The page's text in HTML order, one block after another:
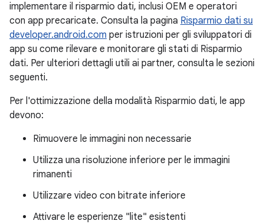
implementare il risparmio dati, inclusi OEM e operatori
con app precaricate. Consulta la pagina Risparmio dati su
developer.android.com per istruzioni per gli sviluppatori di
app su come rilevare e monitorare gli stati di Risparmio
dati. Per ulteriori dettagli utili ai partner, consulta le sezioni
seguenti.
Per l'ottimizzazione della modalità Risparmio dati, le app
devono:
Rimuovere le immagini non necessarie
Utilizza una risoluzione inferiore per le immagini
rimanenti
Utilizzare video con bitrate inferiore
Attivare le esperienze "lite" esistenti